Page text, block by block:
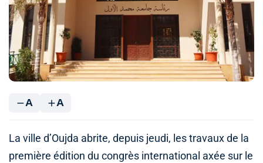
A A
La ville d’Oujda abrite, depuis jeudi, les travaux de la
première édition du congrès international axée sur le